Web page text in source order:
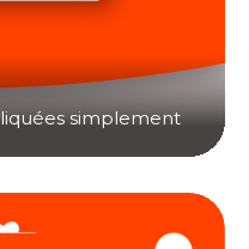
simplement